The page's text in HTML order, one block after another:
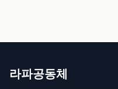
라파공동체